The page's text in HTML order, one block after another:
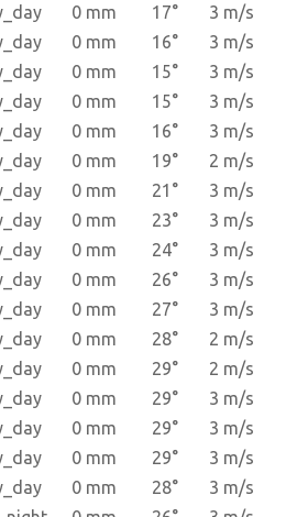
0 mm 17°
3 m/s
0 mm 16°
3 m/s
0 mm 15°
3 m/s
0 mm 15°
3 m/s
0 mm 16°
3 m/s
0 mm 19°
2 m/s
0 mm 21°
3 m/s
0 mm 23°
3 m/s
0 mm 24°
3 m/s
0 mm 26°
3 m/s
0 mm 27°
3 m/s
0 mm 28°
2 m/s
0 mm 29°
2 m/s
0 mm 29°
3 m/s
0 mm 29°
3 m/s
0 mm 29°
3 m/s
0 mm 28°
3 m/s